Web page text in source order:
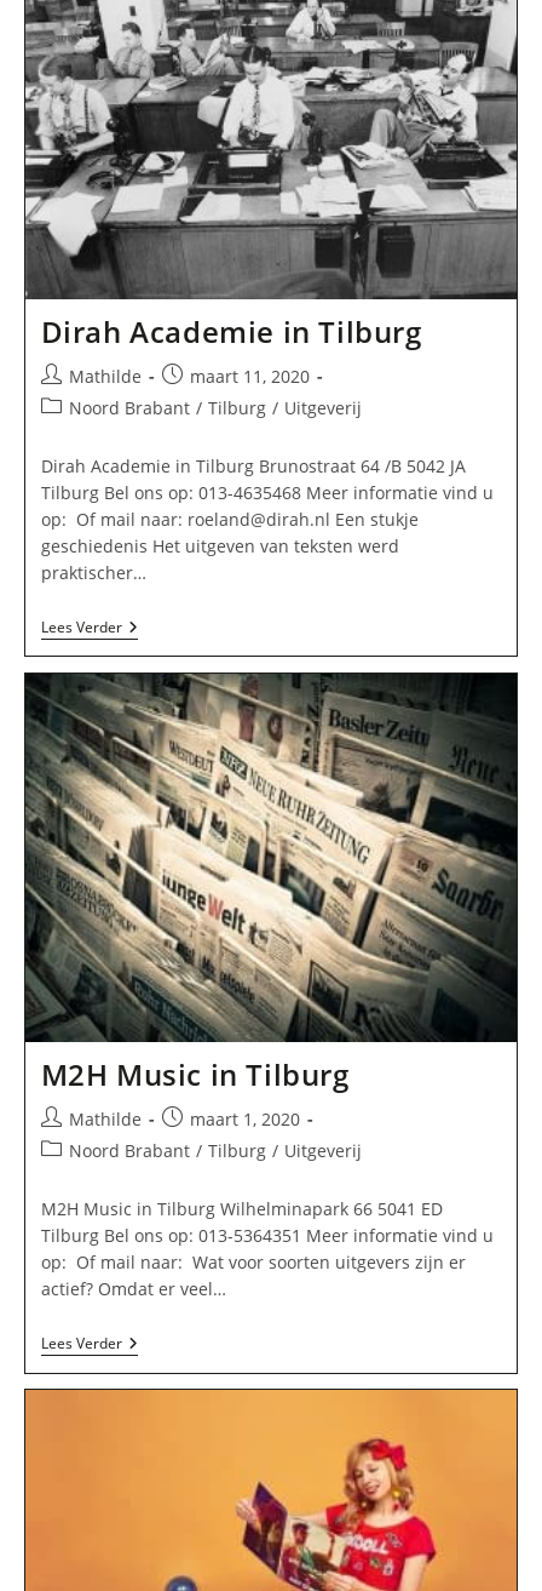
Dirah Academie in Tilburg
Bericht
auteur:
Mathilde
Bericht
gepubliceerd
maart 11, 2020
Berichtcategorie:
Noord Brabant / Tilburg / Uitgeverij
Dirah Academie in Tilburg Brunostraat 64 /B 5042 JA
Tilburg Bel ons op: 013-4635468 Meer informatie vind u
op: Of mail naar: roeland@dirah.nl Een stukje
geschiedenis Het uitgeven van teksten werd
praktischer…
Lees VerderDirah
Academie
Tilburg
M2H Music in Tilburg
Bericht
auteur:
Mathilde
Bericht
gepubliceerd
maart 1, 2020
Berichtcategorie:
Noord Brabant / Tilburg / Uitgeverij
M2H Music in Tilburg Wilhelminapark 66 5041 ED
Tilburg Bel ons op: 013-5364351 Meer informatie vind u
op: Of mail naar: Wat voor soorten uitgevers zijn er
actief? Omdat er veel…
Lees VerderM2H
Music